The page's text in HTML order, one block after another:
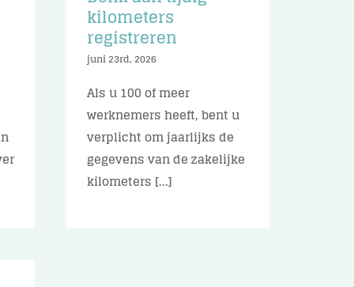
kilometers
registreren
juni 23rd, 2026
Als u 100 of meer
werknemers heeft, bent u
verplicht om jaarlijks de
gegevens van de zakelijke
kilometers [...]